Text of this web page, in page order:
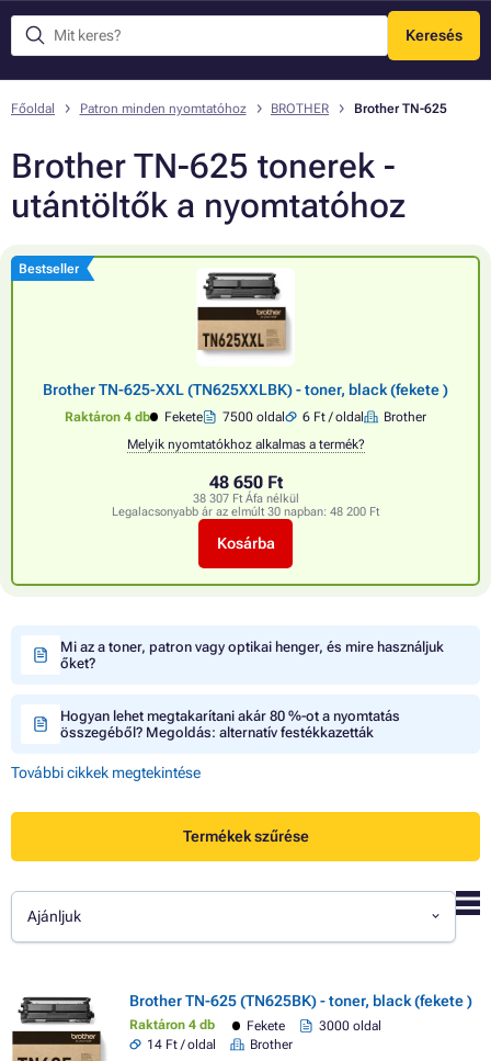
Keresés
Menü
Főoldal Patron minden nyomtatóhoz BROTHER Brother TN-625
Brother TN-625 tonerek -
utántöltők a nyomtatóhoz
Bestseller
Brother TN-625-XXL (TN625XXLBK) - toner, black (fekete )
Raktáron 4 db Fekete 7500 oldal 6 Ft / oldal
Brother
Melyik nyomtatókhoz alkalmas a termék?
48 650 Ft
38 307 Ft Áfa nélkül
Legalacsonyabb ár az elmúlt 30 napban: 48 200 Ft
Kosárba
Mi az a toner, patron vagy optikai henger, és mire használjuk
őket?
Hogyan lehet megtakarítani akár 80 %-ot a nyomtatás
összegéből? Megoldás: alternatív festékkazetták
További cikkek megtekintése
Termékek szűrése
Ajánljuk
Brother TN-625 (TN625BK) - toner, black (fekete )
Raktáron 4 db Fekete
3000 oldal
14 Ft / oldal
Brother